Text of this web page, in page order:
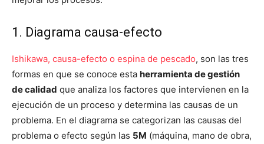
1. Diagrama causa-efecto
Ishikawa, causa-efecto o espina de pescado, son las tres
formas en que se conoce esta herramienta de gestión
de calidad que analiza los factores que intervienen en la
ejecución de un proceso y determina las causas de un
problema. En el diagrama se categorizan las causas del
problema o efecto según las 5M (máquina, mano de obra,